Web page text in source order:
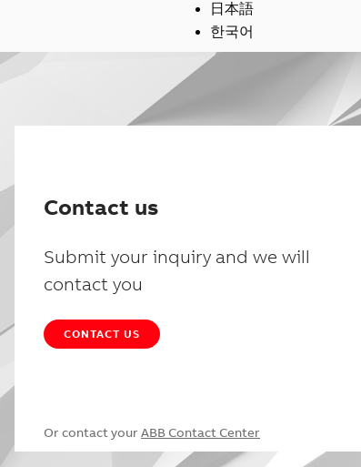
日本語
한국어
Contact us
Submit your inquiry and we will
contact you
CONTACT US
Or contact your ABB Contact Center